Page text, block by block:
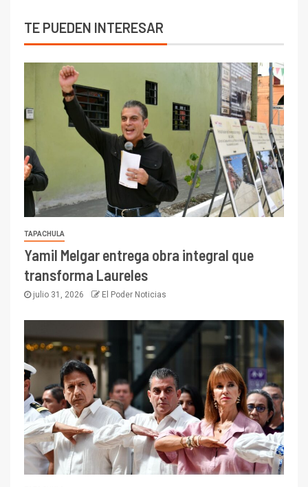
TE PUEDEN INTERESAR
TAPACHULA
Yamil Melgar entrega obra integral que
transforma Laureles
julio 31, 2026 El Poder Noticias